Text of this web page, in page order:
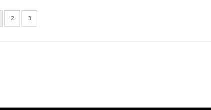
2 3